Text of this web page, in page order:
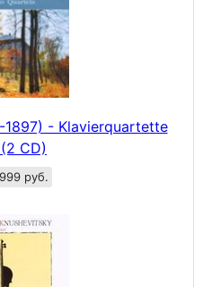
1897) - Klavierquartette
CD)
руб.